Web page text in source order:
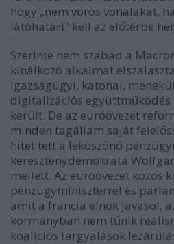
hogy „nem vörös vonalakat,
látóhatárt” kell az előtérbe
Szerinte nem szabad a
kínálkozó alkalmat
igazságügyi, katonai,
digitalizációs együttműködés
került. De az euróövezet
minden tagállam saját
hitet tett a leköszönő
kereszténydemokrata
mellett. Az euróövezet közös
pénzügyminiszterrel és
amit a francia elnök javasol,
kormányban nem tűnik
koalíciós tárgyalások